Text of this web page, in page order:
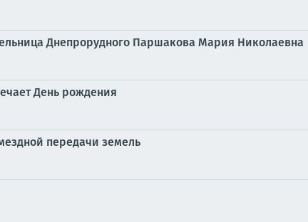
Днепрорудного Паршакова Мария Николаевна
День рождения
передачи земель